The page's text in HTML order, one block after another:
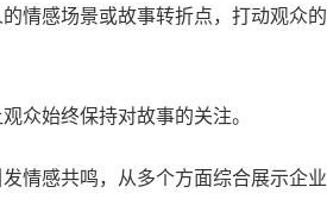
情感场景或故事转折点，打动观众的
众始终保持对故事的关注。
情感共鸣，从多个方面综合展示企业